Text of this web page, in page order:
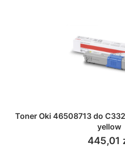
Toner Oki 46508713 do
yellow
445,01